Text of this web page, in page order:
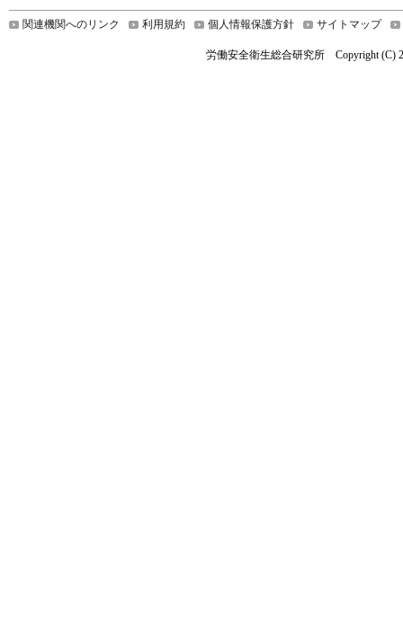
関連機関へのリンク 利用規約 個人情報保護方針 サイトマップ
労働安全衛生総合研究所 Copyright (C)